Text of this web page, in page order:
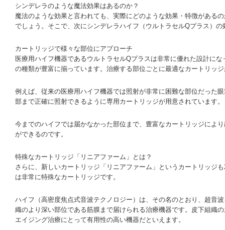
シンデレラのような魔法効果はあるのか？
魔法のような効果と言われても、実際にどのような効果・特徴がある
でしょう。そこで、次にシンデレラハイフ（ウルトラセルQプラス）
カートリッジで様々な部位にアプローチ
医療用ハイフ機器であるウルトラセルQプラスは非常に優れた設計に
の種類が豊富に揃っています。治療する部位ごとに最適なカートリッ
例えば、従来の医療用ハイフ機器では照射が非常に困難な部位だった
部まで正確に照射できるように専用カートリッジが用意されています。
今までのハイフでは届かなかった部位まで、豊富なカートリッジによ
ができるのです。
特殊なカートリッジ「リニアファーム」とは？
さらに、新しいカートリッジ「リニアファーム」というカートリッジ
は非常に特殊なカートリッジです。
ハイフ（高密度焦点式音波テクノロジー）は、その名のとおり、超音
織のより深い部位である筋膜まで届けられる治療機器です。皮下組織
エイジング治療にとって有用性の高い機器だといえます。